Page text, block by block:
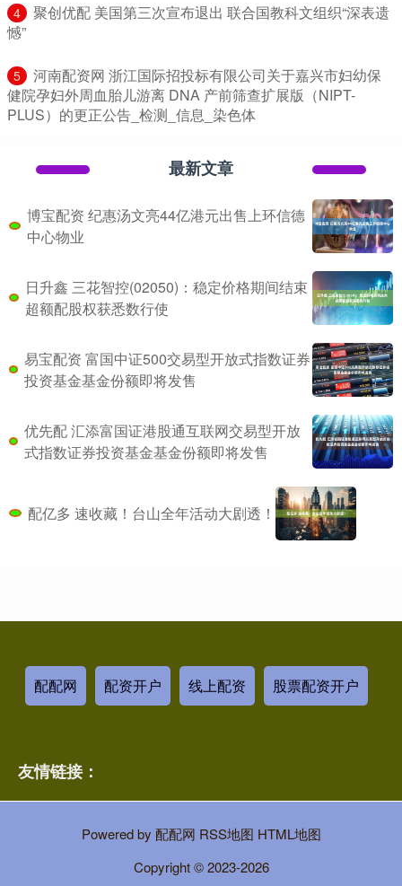
4
​聚创优配 美国第三次宣布退出 联合国教科文组织“深表遗
憾”
5
​河南配资网 浙江国际招投标有限公司关于嘉兴市妇幼保
健院孕妇外周血胎儿游离 DNA 产前筛查扩展版（NIPT-
PLUS）的更正公告_检测_信息_染色体
最新文章
博宝配资 纪惠汤文亮44亿港元出售上环信德
中心物业
日升鑫 三花智控(02050)：稳定价格期间结束
超额配股权获悉数行使
易宝配资 富国中证500交易型开放式指数证券
投资基金基金份额即将发售
优先配 汇添富国证港股通互联网交易型开放
式指数证券投资基金基金份额即将发售
配亿多 速收藏！台山全年活动大剧透！
配配网 配资开户 线上配资 股票配资开户
友情链接：
Powered by 配配网 RSS地图 HTML地图
Copyright© 2023-2026